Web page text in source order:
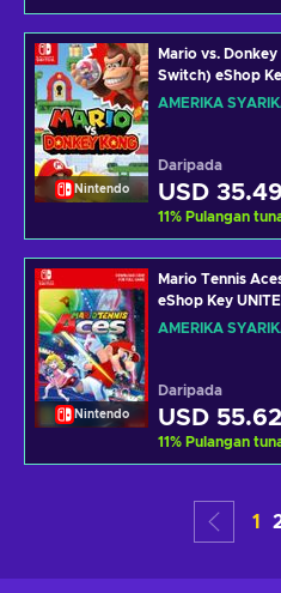
Nintendo
Mario vs.
Switch) eShop
AMERIKA
Daripada
USD 35.49
11% Pulangan
Nintendo
Mario Tennis
eShop Key
AMERIKA
Daripada
USD 55.62
11% Pulangan
1